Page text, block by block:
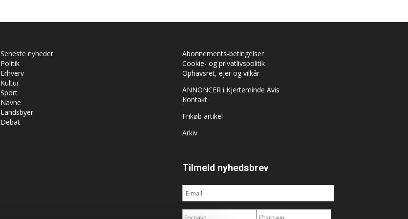
Seneste nyheder
Politik
Erhverv
Kultur
Sport
Navne
Landsbyer
Debat
Abonnements-betingelser
Cookie- og privatlivspolitik
Ophavsret, ejer og vilkår
ANNONCER i Kjerteminde Avis
Kontakt
Frikøb artikel
Arkiv
Tilmeld nyhedsbrev